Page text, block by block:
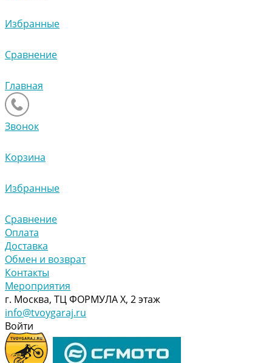
Избранные
Сравнение
Главная
Звонок
Корзина
Избранные
Сравнение
Оплата
Доставка
Обмен и возврат
Контакты
Мероприятия
г. Москва, ТЦ ФОРМУЛА Х, 2 этаж
info@tvoygaraj.ru
Войти